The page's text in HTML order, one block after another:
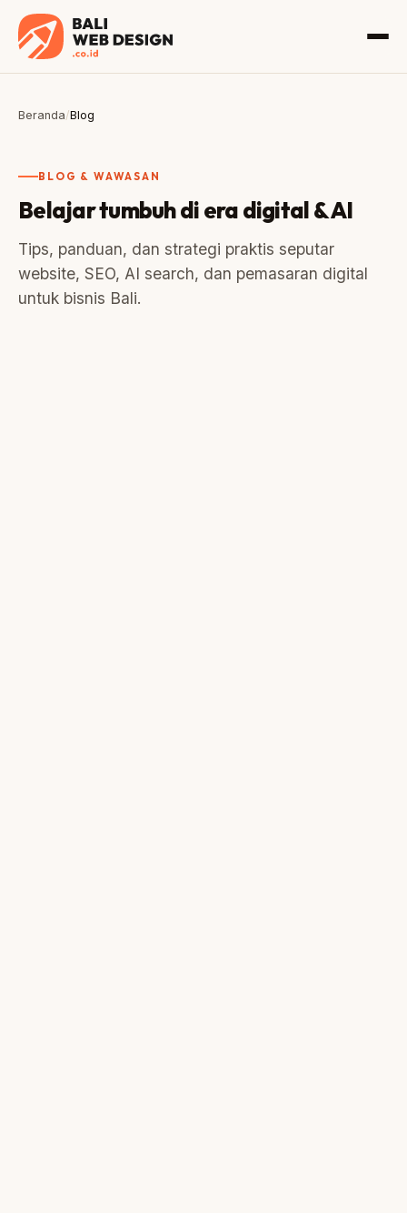
Beranda/Blog
BLOG & WAWASAN
Belajar tumbuh di era digital & AI
Tips, panduan, dan strategi praktis seputar
website, SEO, AI search, dan pemasaran digital
untuk bisnis Bali.